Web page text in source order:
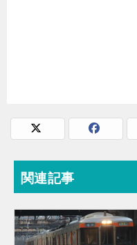
関連記事